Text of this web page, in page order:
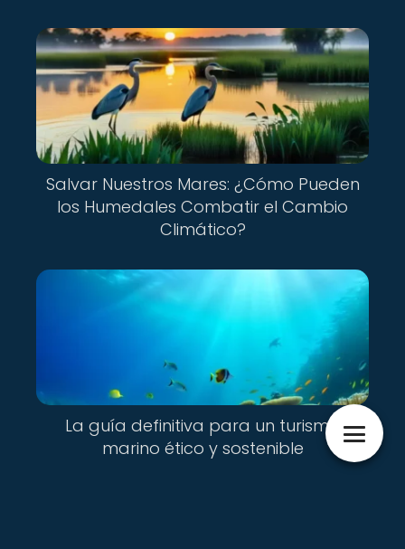
Salvar Nuestros Mares: ¿Cómo Pueden
los Humedales Combatir el Cambio
Climático?
La guía definitiva para un turismo
marino ético y sostenible